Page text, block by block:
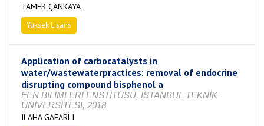
TAMER ÇANKAYA
Yüksek Lisans
Application of carbocatalysts in
water/wastewaterpractices: removal of endocrine
disrupting compound bisphenol a
FEN BİLİMLERİ ENSTİTÜSÜ, İSTANBUL TEKNİK
ÜNİVERSİTESİ, 2018
ILAHA GAFARLI